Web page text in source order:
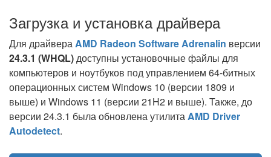
Загрузка и установка драйвера
Для драйвераAMD Radeon Software Adrenalin версии
24.3.1 (WHQL)доступны установочные файлы для
компьютеров и ноутбуков под управлением 64-битных
операционных систем Windows 10 (версии 1809 и
выше) и Windows 11 (версии 21H2 и выше). Также, до
версии 24.3.1 была обновлена утилитаAMD Driver
Autodetect.